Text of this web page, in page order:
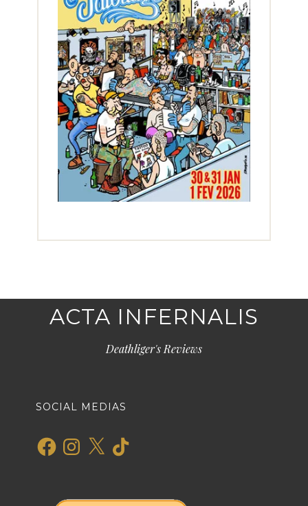
ACTA INFERNALIS
Deathliger's Reviews
SOCIAL MEDIAS
FacebookInstagram
X TikTok